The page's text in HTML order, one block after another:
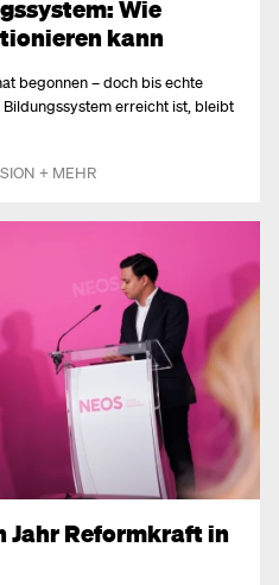
Wie
kann
begonnen – doch bis echte
erreicht ist, bleibt
+ MEHR
Jahr Reformkraft in